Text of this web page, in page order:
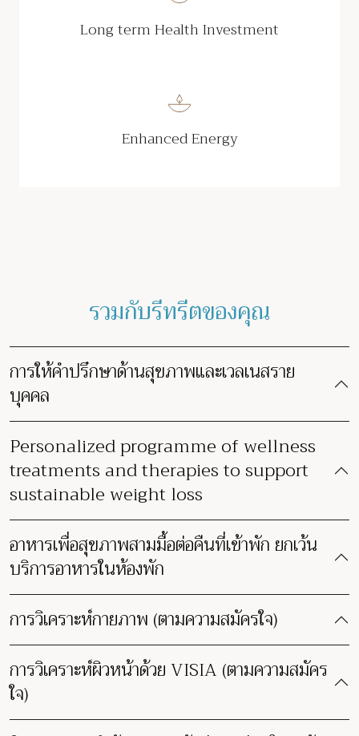
Long term Health Investment
Enhanced Energy
รวมกับรีทรีตของคุณ
การให้คำปรึกษาด้านสุขภาพและเวลเนสราย
บุคคล
Personalized programme of wellness
treatments and therapies to support
sustainable weight loss
อาหารเพื่อสุขภาพสามมื้อต่อคืนที่เข้าพัก ยกเว้น
บริการอาหารในห้องพัก
การวิเคราะห์กายภาพ (ตามความสมัครใจ)
การวิเคราะห์ผิวหน้าด้วย VISIA (ตามความสมัคร
ใจ)